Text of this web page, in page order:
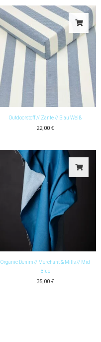
Outdoorstoff // Zante // Blau Weiß
22,00 €
Organic Denim // Merchant & Mills // Mid
Blue
35,00 €